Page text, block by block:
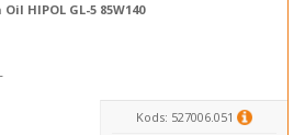
HIPOL GL-5 85W140
Kods: 527006.051